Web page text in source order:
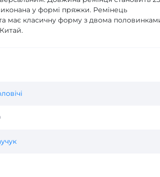
у формі пряжки. Ремінець
має класичну форму з двома